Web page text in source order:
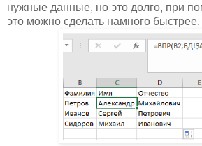
нужные данные, но это долго, при
это можно сделать намного быстрее.